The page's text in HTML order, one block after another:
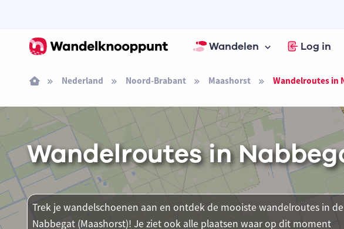
Wandelen Log in
Nederland Noord-Brabant Maashorst Wandelroutes in
Wandelroutes in
Trek je wandelschoenen aan en ontdek de mooiste wandelroutes in
Nabbegat (Maashorst)! Je ziet ook alle plaatsen waar op dit moment